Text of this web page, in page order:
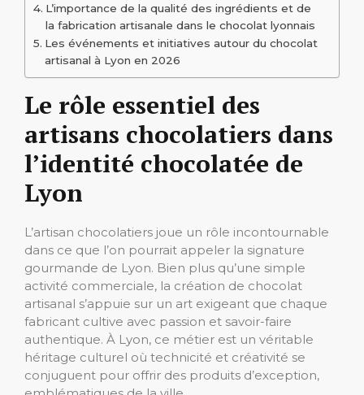
L’importance de la qualité des ingrédients et de
la fabrication artisanale dans le chocolat lyonnais
Les événements et initiatives autour du chocolat
artisanal à Lyon en 2026
Le rôle essentiel des
artisans chocolatiers dans
l’identité chocolatée de
Lyon
L’artisan chocolatiers joue un rôle incontournable
dans ce que l’on pourrait appeler la signature
gourmande de Lyon. Bien plus qu’une simple
activité commerciale, la création de chocolat
artisanal s’appuie sur un art exigeant que chaque
fabricant cultive avec passion et savoir-faire
authentique. À Lyon, ce métier est un véritable
héritage culturel où technicité et créativité se
conjuguent pour offrir des produits d’exception,